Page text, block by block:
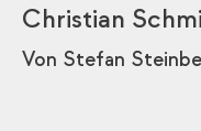
Christian
Von Stefan